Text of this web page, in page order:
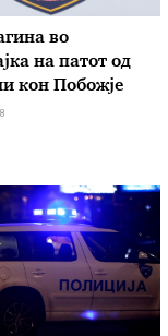
во
на патот од
кон Побожје